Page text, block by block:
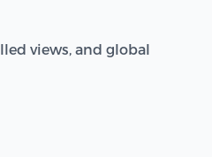
views, and global